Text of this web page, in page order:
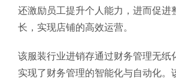
还激励员工提升个人能力，进而促进
长，实现店铺的高效运营。
该服装行业进销存通过财务管理无纸
实现了财务管理的智能化与自动化。